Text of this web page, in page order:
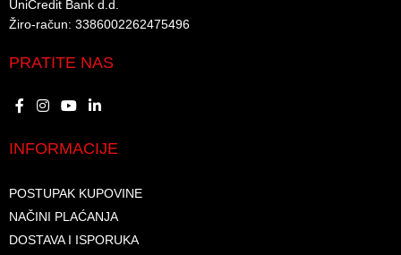
UniCredit Bank d.d.​
Žiro-račun: 3386002262475496​​
PRATITE NAS
INFORMACIJE
POSTUPAK KUPOVINE
NAČINI PLAĆANJA
DOSTAVA I ISPORUKA